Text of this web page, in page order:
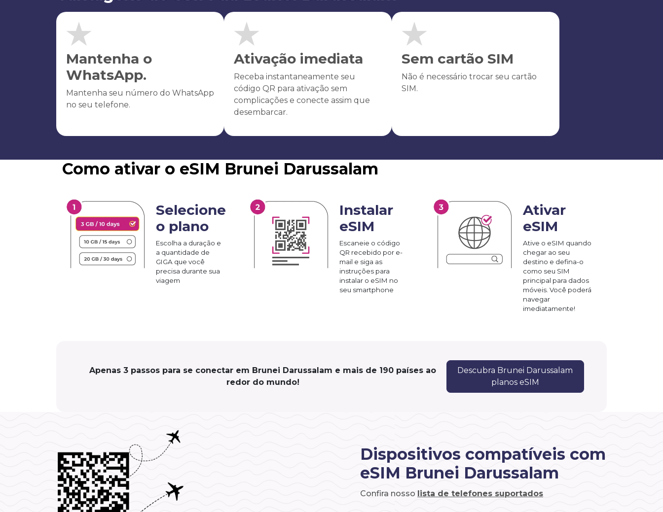
Mantenha o
WhatsApp.
Mantenha seu número do WhatsApp
no seu telefone.
Ativação imediata
Receba instantaneamente seu
código QR para ativação sem
complicações e conecte assim que
desembarcar.
Sem cartão SIM
Não é necessário trocar seu cartão
SIM.
Como ativar o eSIM Brunei Darussalam
Selecione
o plano
Escolha a duração e
a quantidade de
GIGA que você
precisa durante sua
viagem
Instalar
eSIM
Escaneie o código
QR recebido por e-
mail e siga as
instruções para
instalar o eSIM no
seu smartphone
Ativar
eSIM
Ative o eSIM quando
chegar ao seu
destino e defina-o
como seu SIM
principal para dados
móveis. Você poderá
navegar
imediatamente!
Apenas 3 passos para se conectar em Brunei Darussalam e mais de 190 países ao
redor do mundo!
Descubra Brunei Darussalam
planos eSIM
Dispositivos compatíveis com
eSIM Brunei Darussalam
Confira nosso lista de telefones suportados